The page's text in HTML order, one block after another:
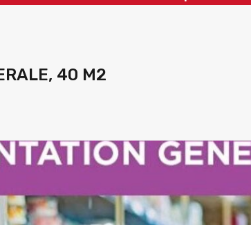
40 M2